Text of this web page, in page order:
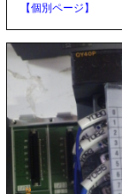
【個別ページ】